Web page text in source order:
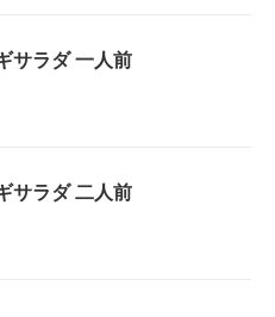
サラダ 一人前
サラダ 二人前